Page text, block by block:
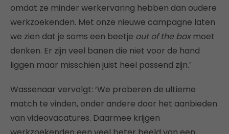
omdat ze minder werkervaring hebben dan oudere
werkzoekenden. Met onze nieuwe campagne laten
we zien dat je soms een beetje out of the boxmoet
denken. Er zijn veel banen die niet voor de hand
liggen maar misschien juist heel passend zijn.’
Wassenaar vervolgt: ‘We proberen de ultieme
match te vinden, onder andere door het aanbieden
van videovacatures. Daarmee krijgen